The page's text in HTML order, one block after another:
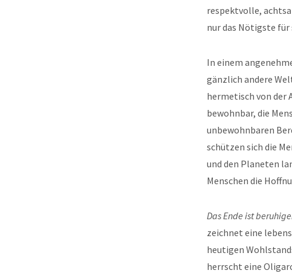
respektvolle,
nur das Nötigste
In einem
gänzlich andere
hermetisch von der
bewohnbar, die
unbewohnbaren
schützen sich die
und den Planeten
Menschen die
Das Ende ist
zeichnet eine
heutigen
herrscht eine